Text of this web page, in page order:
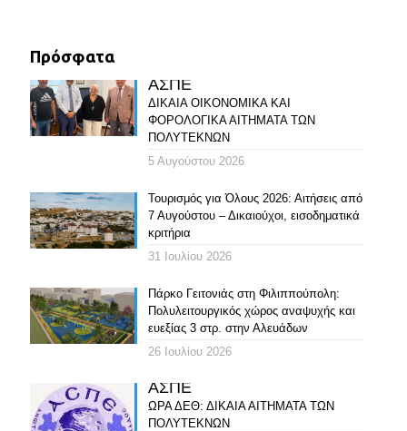
Πρόσφατα
ΑΣΠΕ
ΔΙΚΑΙΑ ΟΙΚΟΝΟΜΙΚΑ ΚΑΙ
ΦΟΡΟΛΟΓΙΚΑ ΑΙΤΗΜΑΤΑ ΤΩΝ
ΠΟΛΥΤΕΚΝΩΝ
5 Αυγούστου 2026
Τουρισμός για Όλους 2026: Αιτήσεις από
7 Αυγούστου – Δικαιούχοι, εισοδηματικά
κριτήρια
31 Ιουλίου 2026
Πάρκο Γειτονιάς στη Φιλιππούπολη:
Πολυλειτουργικός χώρος αναψυχής και
ευεξίας 3 στρ. στην Αλευάδων
26 Ιουλίου 2026
ΑΣΠΕ
ΩΡΑ ΔΕΘ: ΔΙΚΑΙΑ ΑΙΤΗΜΑΤΑ ΤΩΝ
ΠΟΛΥΤΕΚΝΩΝ